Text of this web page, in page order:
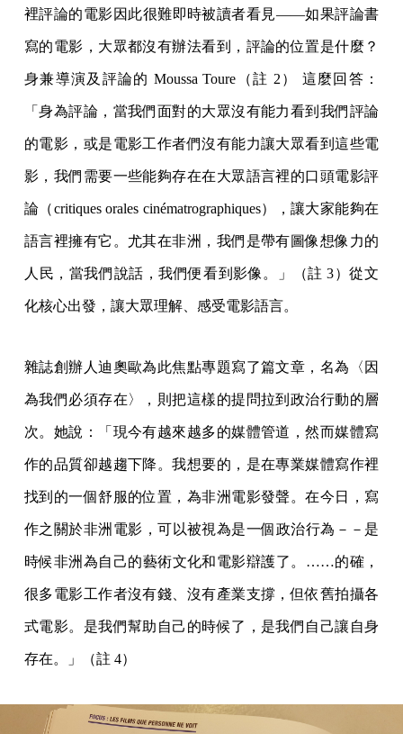
裡評論的電影因此很難即時被讀者看見——如果評論書
寫的電影，大眾都沒有辦法看到，評論的位置是什麼？
身兼導演及評論的 Moussa Toure（註 2） 這麼回答：
「身為評論，當我們面對的大眾沒有能力看到我們評論
的電影，或是電影工作者們沒有能力讓大眾看到這些電
影，我們需要一些能夠存在在大眾語言裡的口頭電影評
論（critiques orales cinématrographiques），讓大家能夠在
語言裡擁有它。尤其在非洲，我們是帶有圖像想像力的
人民，當我們說話，我們便看到影像。」（註 3）從文
化核心出發，讓大眾理解、感受電影語言。
雜誌創辦人迪奧歐為此焦點專題寫了篇文章，名為〈因
為我們必須存在〉，則把這樣的提問拉到政治行動的層
次。她說：「現今有越來越多的媒體管道，然而媒體寫
作的品質卻越趨下降。我想要的，是在專業媒體寫作裡
找到的一個舒服的位置，為非洲電影發聲。在今日，寫
作之關於非洲電影，可以被視為是一個政治行為－－是
時候非洲為自己的藝術文化和電影辯護了。……的確，
很多電影工作者沒有錢、沒有產業支撐，但依舊拍攝各
式電影。是我們幫助自己的時候了，是我們自己讓自身
存在。」（註 4）